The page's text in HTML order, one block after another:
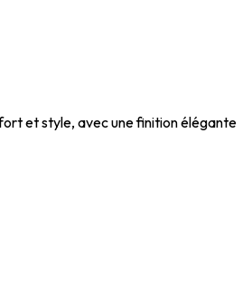
et style, avec une finition élégante